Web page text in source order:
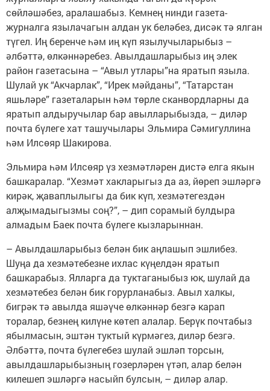
сөйләшәбез, аралашабыз. Кемнең нинди газета-
журналга язылачагын алдан ук беләбез, дисәк тә ялган
түгел. Иң беренче һәм иң күп язылучыларыбыз –
әлбәттә, өлкәннәребез. Авылдашларыбыз иң элек
район газетасына – “Авыл утлары”на яратып языла.
Шулай ук “Акчарлак”, “Ирек мәйданы”, “Татарстан
яшьләре” газеталарын һәм төрле сканвордларны да
яратып алдыручылар бар авылларыбызда, – диләр
почта бүлеге хат ташучылары Эльмира Сәмигуллина
һәм Илсөяр Шакирова.
Эльмира һәм Илсөяр үз хезмәтләрен дистә елга якын
башкаралар. “Хезмәт хакларыгыз да аз, йөреп эшләргә
кирәк, җаваплылыгы да бик күп, хезмәтегездән
алҗымадыгызмы соң?”, – дип сорамый булдыра
алмадым Баек почта бүлеге кызларыннан.
– Авылдашларыбыз белән бик аңлашып эшлибез.
Шуңа да хезмәтебезне ихлас күңелдән яратып
башкарабыз. Ялларга да туктаганыбыз юк, шулай да
хезмәтебез белән бик горурланабыз. Авыл халкы,
бигрәк тә авылда яшәүче өлкәннәр безгә карап
торалар, безнең килүне көтеп алалар. Берүк почтабыз
ябылмасын, эштән туктый күрмәгез, диләр безгә.
Әлбәттә, почта бүлегебез шулай эшләп торсын,
авылдашларыбызның гозерләрен үтәп, алар белән
килешеп эшләргә насыйп булсын, – диләр алар.